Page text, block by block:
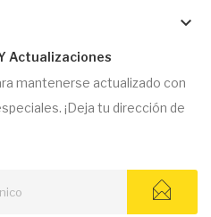
keyboard_arrow_down
Actualizaciones
mantenerse actualizado con
¡Deja tu dirección de